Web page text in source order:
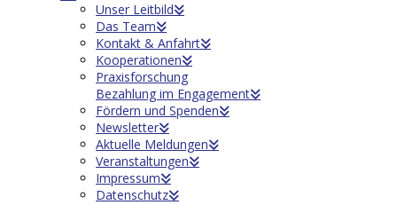
Unser Leitbild
Das Team
Kontakt & Anfahrt
Kooperationen
Praxisforschung
Bezahlung im Engagement
Fördern und Spenden
Newsletter
Aktuelle Meldungen
Veranstaltungen
Impressum
Datenschutz